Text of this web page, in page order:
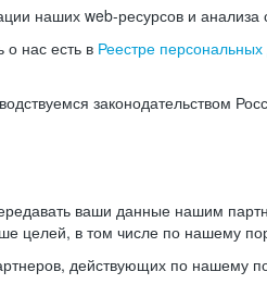
наших web-ресурсов и анализа
нас есть в Реестре
законодательством
ваши данные нашим
целей, в том числе по нашему
действующих по нашему